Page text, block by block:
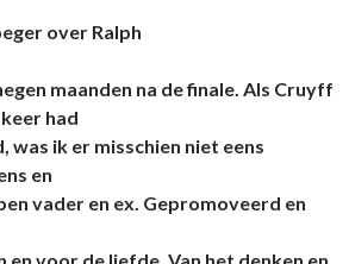
over Ralph
maanden na de finale. Als Cruyff
had
was ik er misschien niet eens
en
vader en ex. Gepromoveerd en